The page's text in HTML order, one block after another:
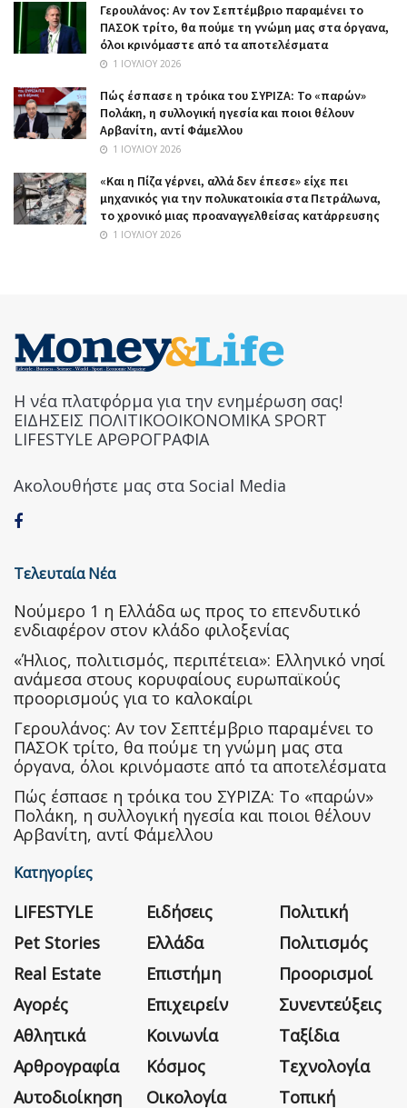
Γερουλάνος: Αν τον Σεπτέμβριο παραμένει το
ΠΑΣΟΚ τρίτο, θα πούμε τη γνώμη μας στα όργανα,
όλοι κρινόμαστε από τα αποτελέσματα
1 ΙΟΥΛΊΟΥ 2026
Πώς έσπασε η τρόικα του ΣΥΡΙΖΑ: Το «παρών»
Πολάκη, η συλλογική ηγεσία και ποιοι θέλουν
Αρβανίτη, αντί Φάμελλου
1 ΙΟΥΛΊΟΥ 2026
«Και η Πίζα γέρνει, αλλά δεν έπεσε» είχε πει
μηχανικός για την πολυκατοικία στα Πετράλωνα,
το χρονικό μιας προαναγγελθείσας κατάρρευσης
1 ΙΟΥΛΊΟΥ 2026
Η νέα πλατφόρμα για την ενημέρωση σας!
ΕΙΔΗΣΕΙΣ ΠΟΛΙΤΙΚΟΟΙΚΟΝΟΜΙΚΑ SPORT
LIFESTYLE ΑΡΘΡΟΓΡΑΦΙΑ
Ακολουθήστε μας στα Social Media
Τελευταία Νέα
Nούμερο 1 η Ελλάδα ως προς το επενδυτικό
ενδιαφέρον στον κλάδο φιλοξενίας
«Ήλιος, πολιτισμός, περιπέτεια»: Ελληνικό νησί
ανάμεσα στους κορυφαίους ευρωπαϊκούς
προορισμούς για το καλοκαίρι
Γερουλάνος: Αν τον Σεπτέμβριο παραμένει το
ΠΑΣΟΚ τρίτο, θα πούμε τη γνώμη μας στα
όργανα, όλοι κρινόμαστε από τα αποτελέσματα
Πώς έσπασε η τρόικα του ΣΥΡΙΖΑ: Το «παρών»
Πολάκη, η συλλογική ηγεσία και ποιοι θέλουν
Αρβανίτη, αντί Φάμελλου
Κατηγορίες
LIFESTYLE
Pet Stories
Real Estate
Αγορές
Αθλητικά
Αρθρογραφία
Αυτοδιοίκηση
Ειδήσεις
Ελλάδα
Επιστήμη
Επιχειρείν
Κοινωνία
Κόσμος
Οικολογία
Πολιτική
Πολιτισμός
Προορισμοί
Συνεντεύξεις
Ταξίδια
Τεχνολογία
Τοπική